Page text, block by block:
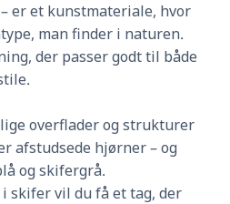
er et kunstmateriale, hvor
man finder i naturen.
der passer godt til både
overflader og strukturer
afstudsede hjørner – og
og skifergrå.
skifer vil du få et tag, der